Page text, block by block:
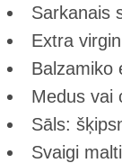
Sarkanais
Extra
Balzamiko
Medus vai
Sāls:
Svaigi